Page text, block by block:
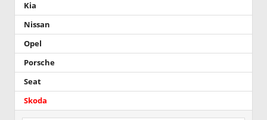
Kia
Nissan
Opel
Porsche
Seat
Skoda